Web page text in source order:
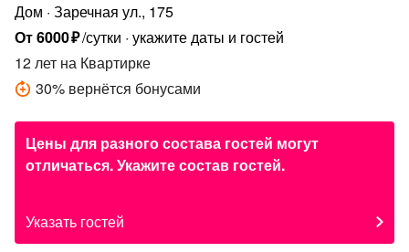
Дом Заречная ул., 175
От6000₽/сутки укажите даты и гостей
12 лет на Квартирке
30% вернётся бонусами
Цены для разного состава гостей могут
отличаться. Укажите состав гостей.
Указать гостей